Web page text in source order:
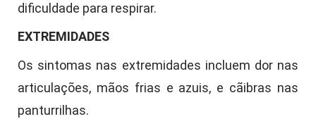
dificuldade para respirar.
EXTREMIDADES
Os sintomas nas extremidades incluem dor nas
articulações, mãos frias e azuis, e cãibras nas
panturrilhas.